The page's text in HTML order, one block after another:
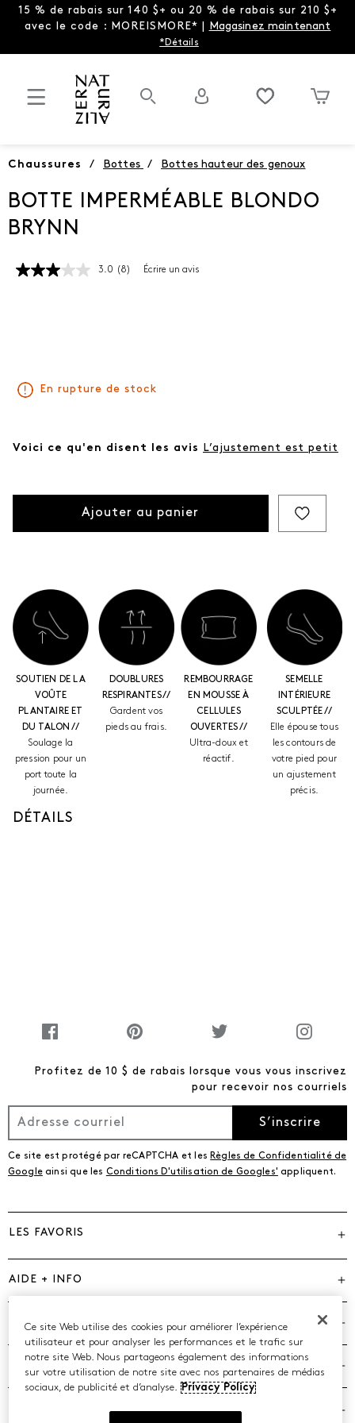
15 % de rabais sur 140 $+ ou 20 % de rabais sur 210 $+
avec le code : MOREISMORE* | Magasinez maintenant
*Détails
Chaussures / Bottes / Bottes hauteur des genoux
BOTTE IMPERMÉABLE BLONDO
BRYNN
3.0 Lire
(8) Écrire un avis
En rupture de stock
Voici ce qu'en disent les avis L’ajustement est petit
Ajouter au panier
SOUTIEN DE LA
VOÛTE
PLANTAIRE ET
DU TALON //
Soulage la
pression pour un
port toute la
journée.
DOUBLURES
RESPIRANTES //
Gardent vos
pieds au frais.
REMBOURRAGE
EN MOUSSE À
CELLULES
OUVERTES //
Ultra-doux et
réactif.
SEMELLE
INTÉRIEURE
SCULPTÉE //
Elle épouse tous
les contours de
votre pied pour
un ajustement
précis.
DÉTAILS
Profitez de 10 $ de rabais lorsque vous vous inscrivez
pour recevoir nos courriels
S’inscrire
Ce site est protégé par reCAPTCHA et les Règles de Confidentialité de
Googleainsi que les Conditions D'utilisation de Googles' appliquent.
LES FAVORIS
AIDE + INFO
MARQUES
Ce site Web utilise des cookies pour améliorer l’expérience
utilisateur et pour analyser les performances et le trafic sur
notre site Web. Nous partageons également des informations
sur votre utilisation de notre site avec nos partenaires de médias
sociaux, de publicité et d’analyse. Privacy Policy